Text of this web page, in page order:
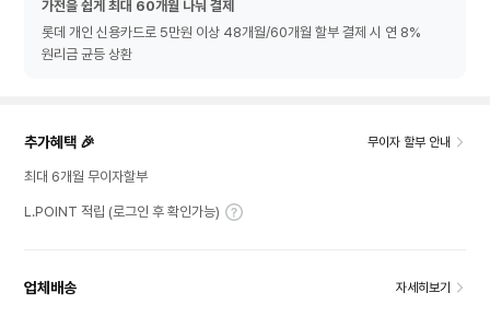
가전을 쉽게 최대 60개월 나눠 결제
롯데 개인 신용카드로 5만원 이상 48개월/60개월 할부 결제 시 연 8%
원리금 균등 상환
추가혜택 🎉 무이자 할부 안내
최대 6개월 무이자할부
L.POINT 적립 (로그인 후 확인가능)
업체배송 자세히보기